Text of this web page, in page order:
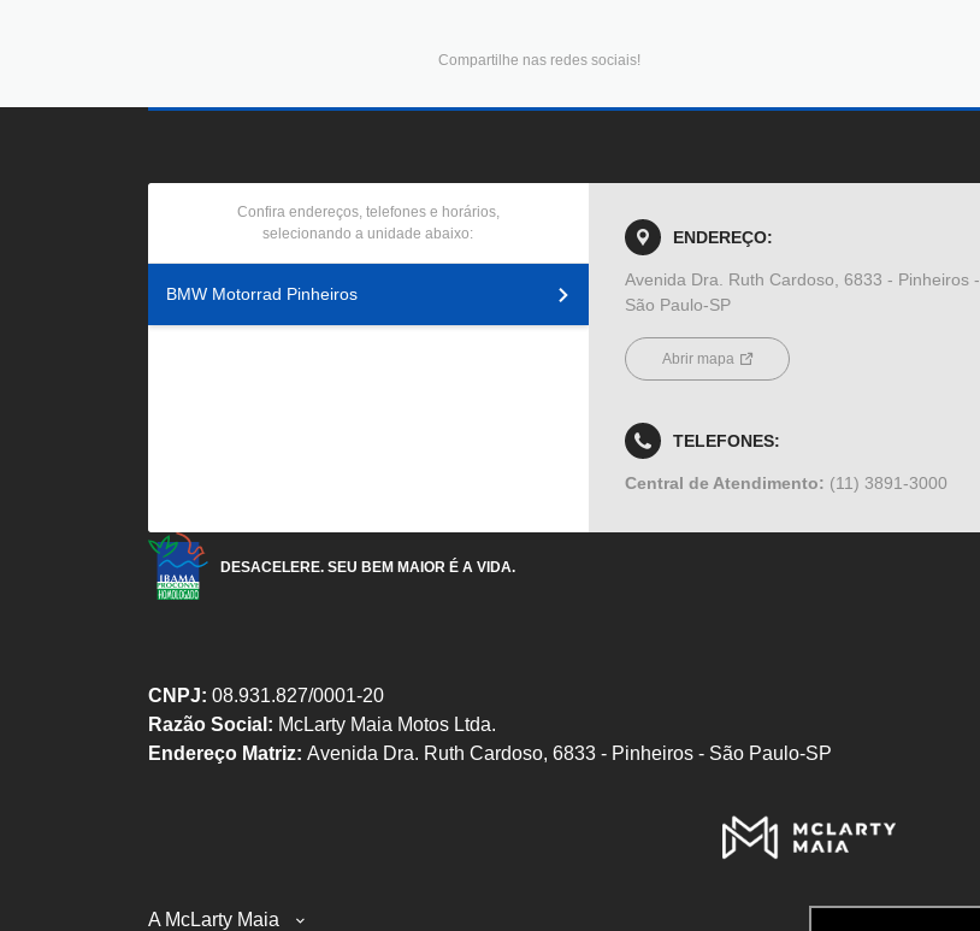
Compartilhe nas redes sociais!
Confira endereços, telefones e horários,
selecionando a unidade abaixo:
BMW Motorrad Pinheiros
ENDEREÇO:
Avenida Dra. Ruth Cardoso, 6833 - Pinheiros -
São Paulo-SP
Abrir mapa
TELEFONES:
Central de Atendimento: (11) 3891-3000
DESACELERE. SEU BEM MAIOR É A VIDA.
CNPJ: 08.931.827/0001-20
Razão Social: McLarty Maia Motos Ltda.
Endereço Matriz: Avenida Dra. Ruth Cardoso, 6833 - Pinheiros - São Paulo-SP
A McLarty Maia